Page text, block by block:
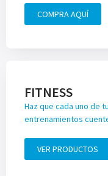
COMPRA AQUÍ
FITNESS
Haz que cada uno de
entrenamientos
VER PRODUCTOS